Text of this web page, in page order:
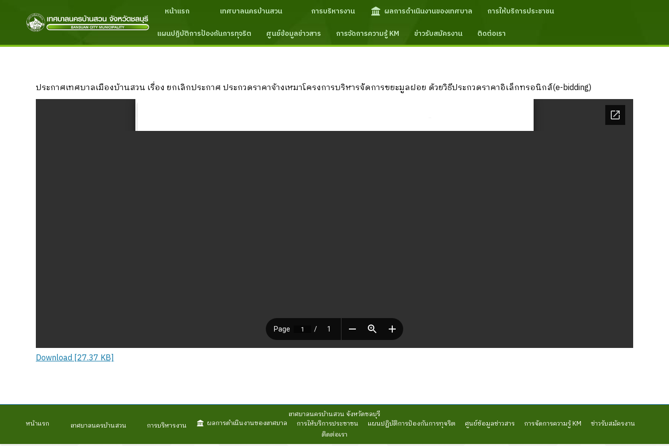
หน้าแรก เทศบาลนครบ้านสวน การบริหารงาน ผลการดำเนินงานของเทศบาล
การให้บริการประชาชน
แผนปฏิบัติการป้องกันการทุจริต
ศูนย์ข้อมูลข่าวสาร การจัดการความรู้ KM ข่าวรับสมัครงาน ติดต่อเรา
ประกาศเทศบาลเมืองบ้านสวน เรื่อง ยกเลิกประกาศ ประกวดราคาจ้างเหมาโครงการบริหารจัดการขยะมูลฝอย ด้วยวิธีประกวดราคาอิเล็กทรอนิกส์(e-bidding)
Download [27.37 KB]
เทศบาลนครบ้านสวน จังหวัดชลบุรี
หน้าแรก
เทศบาลนครบ้านสวน การบริหารงาน ผลการดำเนินงานของเทศบาล การให้บริการประชาชน แผนปฏิบัติการป้องกันการทุจริต ศูนย์ข้อมูลข่าวสาร การจัดการความรู้ KM
ข่าวรับสมัครงาน
ติดต่อเรา